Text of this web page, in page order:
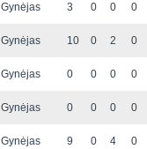
Gynėjas 3 0 0 0
Gynėjas 10 0 2 0
Gynėjas 0 0 0 0
Gynėjas 0 0 0 0
Gynėjas 9 0 4 0